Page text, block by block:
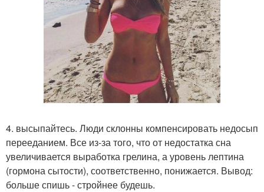
4. высыпайтесь. Люди склонны компенсировать недосып
перееданием. Все из-за того, что от недостатка сна
увеличивается выработка грелина, а уровень лептина
(гормона сытости), соответственно, понижается. Вывод:
больше спишь - стройнее будешь.